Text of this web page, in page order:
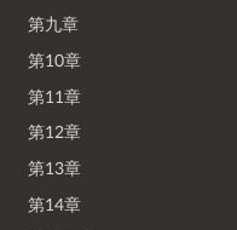
第九章
第10章
第11章
第12章
第13章
第14章